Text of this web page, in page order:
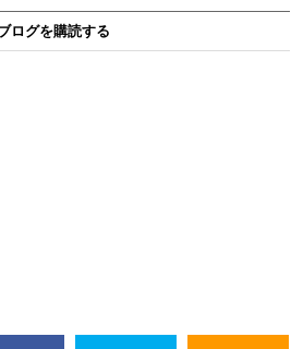
ログを購読する